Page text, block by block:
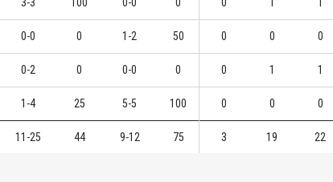
0-0 0 1-2 50 0 0 0
0-2 0 0-0 0 0 1 1
1-4 25 5-5 100 0 0 0
11-25 44 9-12 75 3 19 22